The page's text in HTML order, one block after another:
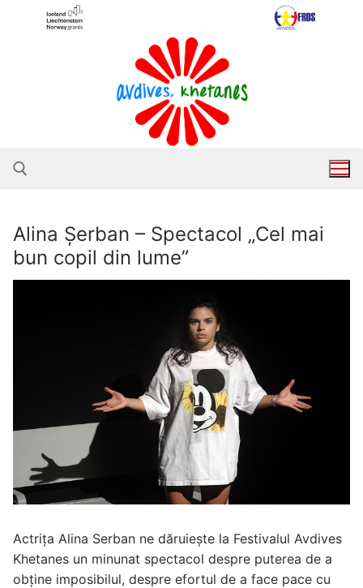
Caută după:
Alina Șerban – Spectacol „Cel mai
bun copil din lume”
Actrița Alina Serban ne dăruiește la Festivalul Avdives
Khetanes un minunat spectacol despre puterea de a
obține imposibilul, despre efortul de a face pace cu